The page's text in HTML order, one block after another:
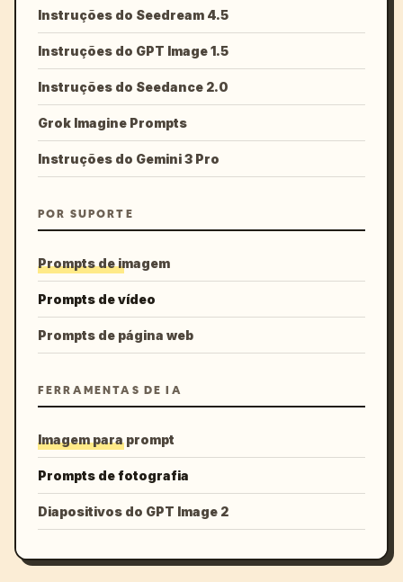
Instruções do Seedream 4.5
Instruções do GPT Image 1.5
Instruções do Seedance 2.0
Grok Imagine Prompts
Instruções do Gemini 3 Pro
POR SUPORTE
Prompts de imagem
Prompts de vídeo
Prompts de página web
FERRAMENTAS DE IA
Imagem para prompt
Prompts de fotografia
Diapositivos do GPT Image 2